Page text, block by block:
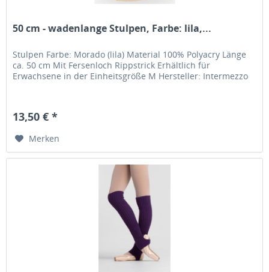
50 cm - wadenlange Stulpen, Farbe: lila,...
Stulpen Farbe: Morado (lila) Material 100% Polyacry Länge
ca. 50 cm Mit Fersenloch Rippstrick Erhältlich für
Erwachsene in der Einheitsgröße M Hersteller: Intermezzo
13,50 € *
Merken